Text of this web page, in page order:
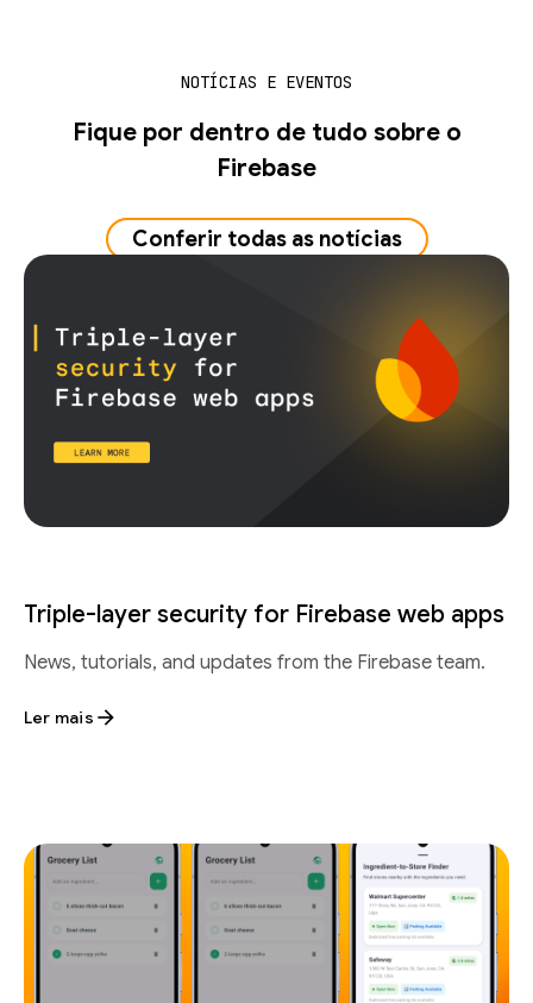
NOTÍCIAS E EVENTOS
Fique por dentro de tudo sobre o
Firebase
Conferir todas as notícias
Triple-layer security for Firebase web apps
News, tutorials, and updates from the Firebase team.
Ler mais